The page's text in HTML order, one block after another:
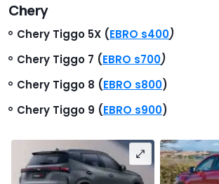
Chery
Chery Tiggo 5X (EBRO s400)
Chery Tiggo 7 (EBRO s700)
Chery Tiggo 8 (EBRO s800)
Chery Tiggo 9 (EBRO s900)